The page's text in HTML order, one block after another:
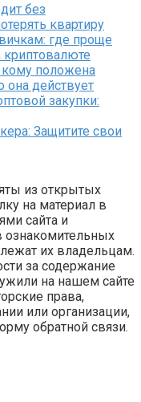
без
квартиру
где проще
криптовалюте
положена
она действует
закупки:
Защитите свои
из открытых
на материал в
сайта и
ознакомительных
их владельцам.
за содержание
на нашем сайте
права,
или организации,
обратной связи.